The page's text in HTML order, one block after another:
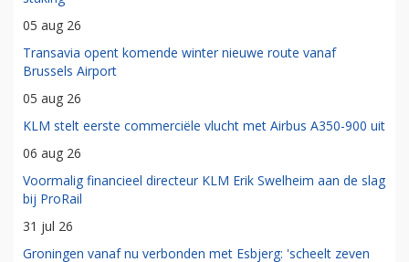
05 aug 26
Transavia opent komende winter nieuwe route vanaf
Brussels Airport
05 aug 26
KLM stelt eerste commerciële vlucht met Airbus A350-900 uit
06 aug 26
Voormalig financieel directeur KLM Erik Swelheim aan de slag
bij ProRail
31 jul 26
Groningen vanaf nu verbonden met Esbjerg: 'scheelt zeven